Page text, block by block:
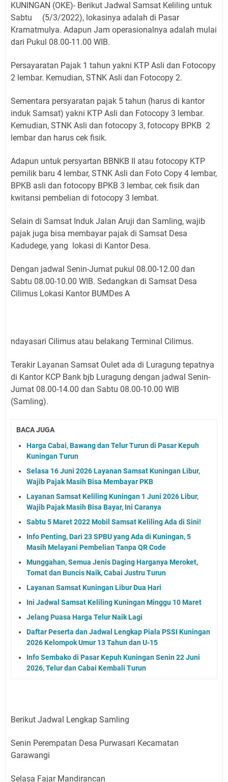
Agenda Kegiatan Bupati Kuningan Jumat 7 Agustus
2026 Ada Tiga, Tapi yang Bakal Dihadiri Hanya Satu
Ini Empat Lokasi Samsat Keliling Kuningan Jumat 7
KUNINGAN (OKE)- Berikut Jadwal Samsat Keliling untuk
Sabtu (5/3/2022), lokasinya adalah di Pasar
Kramatmulya. Adapun Jam operasionalnya adalah mulai
dari Pukul 08.00-11.00 WIB.
Persayaratan Pajak 1 tahun yakni KTP Asli dan Fotocopy
2 lembar. Kemudian, STNK Asli dan Fotocopy 2.
Sementara persyaratan pajak 5 tahun (harus di kantor
induk Samsat) yakni KTP Asli dan Fotocopy 3 lembar.
Kemudian, STNK Asli dan fotocopy 3, fotocopy BPKB 2
lembar dan harus cek fisik.
Adapun untuk persyartan BBNKB II atau fotocopy KTP
pemilik baru 4 lembar, STNK Asli dan Foto Copy 4 lembar,
BPKB asli dan fotocopy BPKB 3 lembar, cek fisik dan
kwitansi pembelian di fotocopy 3 lembat.
Selain di Samsat Induk Jalan Aruji dan Samling, wajib
pajak juga bisa membayar pajak di Samsat Desa
Kadudege, yang lokasi di Kantor Desa.
Dengan jadwal Senin-Jumat pukul 08.00-12.00 dan
Sabtu 08.00-10.00 WIB. Sedangkan di Samsat Desa
Cilimus Lokasi Kantor BUMDes A
ndayasari Cilimus atau belakang Terminal Cilimus.
Terakir Layanan Samsat Oulet ada di Luragung tepatnya
di Kantor KCP Bank bjb Luragung dengan jadwal Senin-
Jumat 08.00-14.00 dan Sabtu 08.00-10.00 WIB
(Samling).
BACA JUGA
Harga Cabai, Bawang dan Telur Turun di Pasar Kepuh
Kuningan Turun
Selasa 16 Juni 2026 Layanan Samsat Kuningan Libur,
Wajib Pajak Masih Bisa Membayar PKB
Layanan Samsat Keliling Kuningan 1 Juni 2026 Libur,
Wajib Pajak Masih Bisa Bayar, Ini Caranya
Sabtu 5 Maret 2022 Mobil Samsat Keliling Ada di Sini!
Info Penting, Dari 23 SPBU yang Ada di Kuningan, 5
Masih Melayani Pembelian Tanpa QR Code
Munggahan, Semua Jenis Daging Harganya Meroket,
Tomat dan Buncis Naik, Cabai Justru Turun
Layanan Samsat Kuningan Libur Dua Hari
Ini Jadwal Samsat Keliling Kuningan Minggu 10 Maret
Jelang Puasa Harga Telur Naik Lagi
Daftar Peserta dan Jadwal Lengkap Piala PSSI Kuningan
2026 Kelompok Umur 13 Tahun dan U-15
Info Sembako di Pasar Kepuh Kuningan Senin 22 Juni
2026, Telur dan Cabai Kembali Turun
Berikut Jadwal Lengkap Samling
Senin Perempatan Desa Purwasari Kecamatan
Garawangi
Selasa Fajar Mandirancan